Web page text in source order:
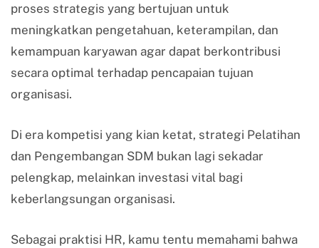
proses strategis yang bertujuan untuk
meningkatkan pengetahuan, keterampilan, dan
kemampuan karyawan agar dapat berkontribusi
secara optimal terhadap pencapaian tujuan
organisasi.
Di era kompetisi yang kian ketat, strategi Pelatihan
dan Pengembangan SDM bukan lagi sekadar
pelengkap, melainkan investasi vital bagi
keberlangsungan organisasi.
Sebagai praktisi HR, kamu tentu memahami bahwa